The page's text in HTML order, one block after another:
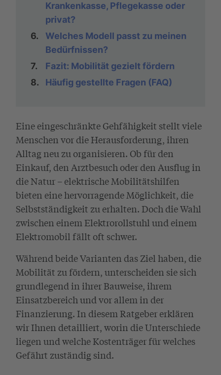
Krankenkasse, Pflegekasse oder
privat?
6.
Welches Modell passt zu meinen
Bedürfnissen?
7.
Fazit: Mobilität gezielt fördern
8.
Häufig gestellte Fragen (FAQ)
Eine eingeschränkte Gehfähigkeit stellt viele
Menschen vor die Herausforderung, ihren
Alltag neu zu organisieren. Ob für den
Einkauf, den Arztbesuch oder den Ausflug in
die Natur – elektrische Mobilitätshilfen
bieten eine hervorragende Möglichkeit, die
Selbstständigkeit zu erhalten. Doch die Wahl
zwischen einem Elektrorollstuhl und einem
Elektromobil fällt oft schwer.
Während beide Varianten das Ziel haben, die
Mobilität zu fördern, unterscheiden sie sich
grundlegend in ihrer Bauweise, ihrem
Einsatzbereich und vor allem in der
Finanzierung. In diesem Ratgeber erklären
wir Ihnen detailliert, worin die Unterschiede
liegen und welche Kostenträger für welches
Gefährt zuständig sind.